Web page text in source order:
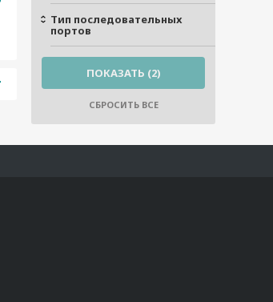
Тип последовательных
портов